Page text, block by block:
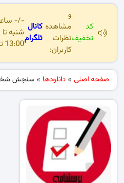
کد
تخفیف
و
مشاهده
نظرات
کاربران:
کانال
تلگرام
-/-
شنبه
13:00 تا 01:00 -/-
صفحه اصلی » دانلودها » سنجش